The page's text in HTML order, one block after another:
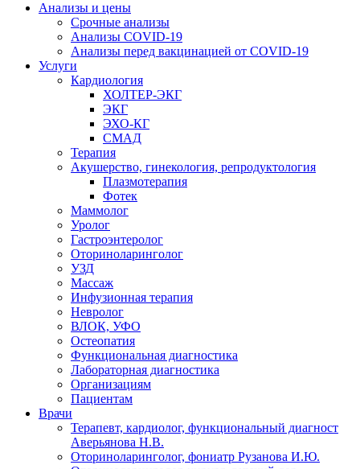
Анализы и цены
Срочные анализы
Анализы COVID-19
Анализы перед вакцинацией от COVID-19
Услуги
Кардиология
ХОЛТЕР-ЭКГ
ЭКГ
ЭХО-КГ
СМАД
Терапия
Акушерство, гинекология, репродуктология
Плазмотерапия
Фотек
Маммолог
Уролог
Гастроэнтеролог
Оториноларинголог
УЗД
Массаж
Инфузионная терапия
Невролог
ВЛОК, УФО
Остеопатия
Функциональная диагностика
Лабораторная диагностика
Организациям
Пациентам
Врачи
Терапевт, кардиолог, функциональный диагност
Аверьянова Н.В.
Оториноларинголог, фониатр Рузанова И.Ю.